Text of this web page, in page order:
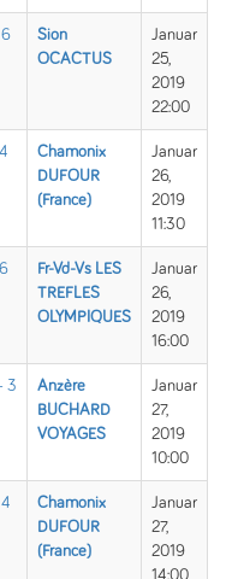
Sion
OCACTUS
Januar
25,
2019
22:00
Chamonix
DUFOUR
(France)
Januar
26,
2019
11:30
Fr-Vd-Vs LES
TREFLES
OLYMPIQUES
Januar
26,
2019
16:00
3
Anzère
BUCHARD
VOYAGES
Januar
27,
2019
10:00
Chamonix
DUFOUR
(France)
Januar
27,
2019
14:00